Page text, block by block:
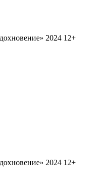
2024 12+
2024 12+